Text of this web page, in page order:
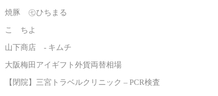
焼豚 ㊆ひちまる
こゝちよ
山下商店 - キムチ
大阪梅田アイギフト外貨両替相場
【閉院】三宮トラベルクリニック – PCR検査